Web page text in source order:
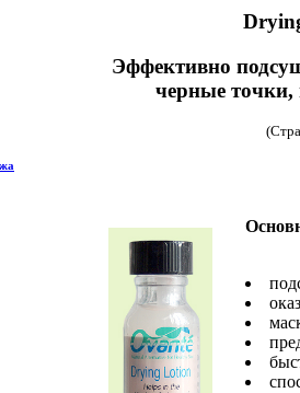
Эффективно
черные точки,